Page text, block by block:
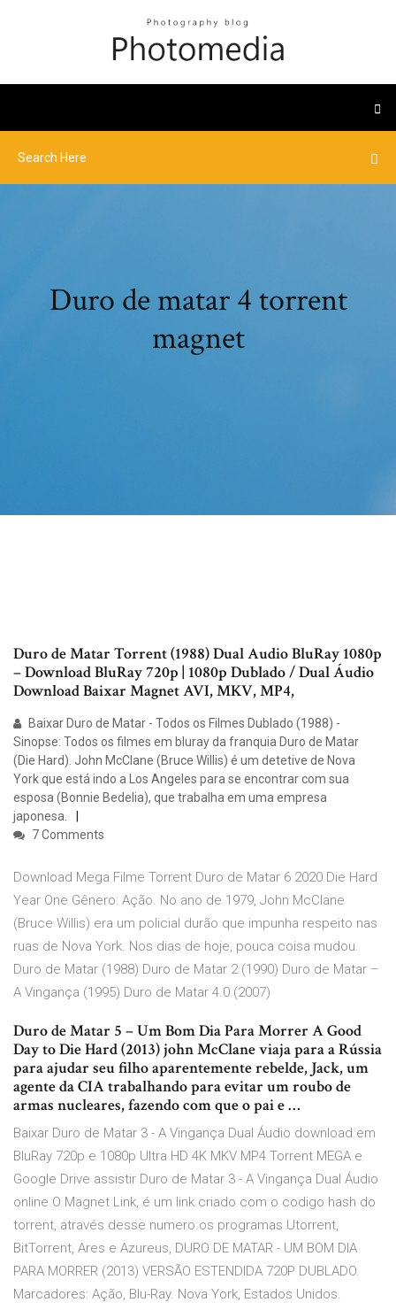
Duro de matar 4 torrent
magnet
Duro de Matar Torrent (1988) Dual Audio BluRay 1080p
– Download BluRay 720p | 1080p Dublado / Dual Áudio
Download Baixar Magnet AVI, MKV, MP4,
Baixar Duro de Matar - Todos os Filmes Dublado (1988) -
Sinopse: Todos os filmes em bluray da franquia Duro de Matar
(Die Hard). John McClane (Bruce Willis) é um detetive de Nova
York que está indo a Los Angeles para se encontrar com sua
esposa (Bonnie Bedelia), que trabalha em uma empresa
japonesa.
7 Comments
Download Mega Filme Torrent Duro de Matar 6 2020 Die Hard
Year One Gênero: Ação. No ano de 1979, John McClane
(Bruce Willis) era um policial durão que impunha respeito nas
ruas de Nova York. Nos dias de hoje, pouca coisa mudou.
Duro de Matar (1988) Duro de Matar 2 (1990) Duro de Matar –
A Vingança (1995) Duro de Matar 4.0 (2007)
Duro de Matar 5 – Um Bom Dia Para Morrer A Good
Day to Die Hard (2013) john McClane viaja para a Rússia
para ajudar seu filho aparentemente rebelde, Jack, um
agente da CIA trabalhando para evitar um roubo de
armas nucleares, fazendo com que o pai e …
Baixar Duro de Matar 3 - A Vingança Dual Áudio download em
BluRay 720p e 1080p Ultra HD 4K MKV MP4 Torrent MEGA e
Google Drive assistir Duro de Matar 3 - A Vingança Dual Áudio
online O Magnet Link, é um link criado com o codigo hash do
torrent, através desse numero os programas Utorrent,
BitTorrent, Ares e Azureus, DURO DE MATAR - UM BOM DIA
PARA MORRER (2013) VERSÃO ESTENDIDA 720P DUBLADO.
Marcadores: Ação, Blu-Ray. Nova York, Estados Unidos.